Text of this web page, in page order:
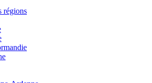
régions